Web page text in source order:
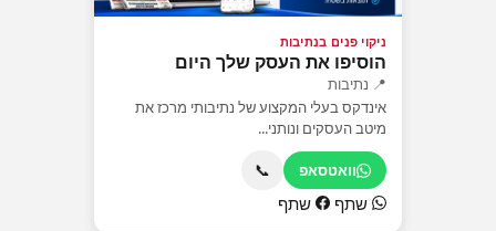
ניקוי פנים בנתיבות
הוסיפו את העסק שלך היום
📍 נתיבות
אינדקס בעלי המקצוע של נתיבותי מרכז את
מיטב העסקים ונותני...
וואטסאפ 📞
שתף שתף